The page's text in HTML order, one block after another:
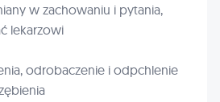
w zachowaniu i pytania,
lekarzowi
odrobaczenie i odpchlenie